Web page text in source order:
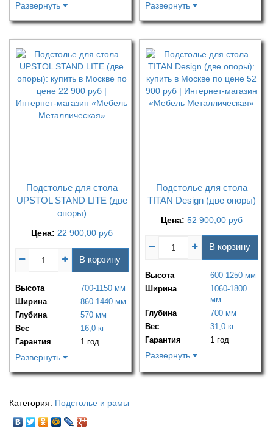
Развернуть Развернуть
Подстолье для стола
UPSTOL STAND LITE (две
опоры)
Цена: 22 900,00 руб
В корзину
Высота
700-1150 мм
Ширина
860-1440 мм
Глубина
570 мм
Вес
16,0 кг
Гарантия
1 год
Развернуть
Подстолье для стола
TITAN Design (две опоры)
Цена: 52 900,00 руб
В корзину
Высота
600-1250 мм
Ширина
1060-1800
мм
Глубина
700 мм
Вес
31,0 кг
Гарантия
1 год
Развернуть
Категория: Подстолье и рамы